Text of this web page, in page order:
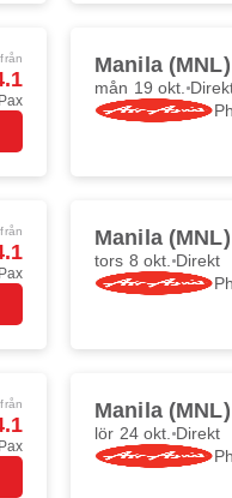
Manila (MNL)
mån 19 okt.
Manila (MNL)
tors 8 okt. Direkt
Manila (MNL)
lör 24 okt. Direkt